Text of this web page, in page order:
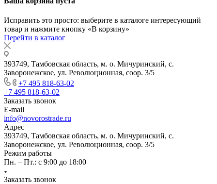
Исправить это просто: выберите в каталоге интересующий
товар и нажмите кнопку «В корзину»
Перейти в каталог
393749, Тамбовская область, м. о. Мичуринский, с.
Заворонежское, ул. Революционная, соор. 3/5
+7 495 818-63-02
+7 495 818-63-02
Заказать звонок
E-mail
info@novorostrade.ru
Адрес
393749, Тамбовская область, м. о. Мичуринский, с.
Заворонежское, ул. Революционная, соор. 3/5
Режим работы
Пн. – Пт.: с 9:00 до 18:00
Заказать звонок